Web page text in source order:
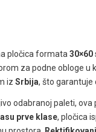
pločica formata30×60
za podne obloge
iz Srbija, što garantuje
odabranoj paleti,
prve klase, pločica